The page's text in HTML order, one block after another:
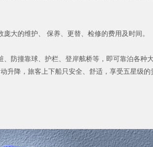
大的维护、 保养、更替、检修的费用及时间。
防撞靠球、护栏、登岸舷桥等，即可靠泊各种
升降，旅客上下船只安全、舒适，享受五星级的